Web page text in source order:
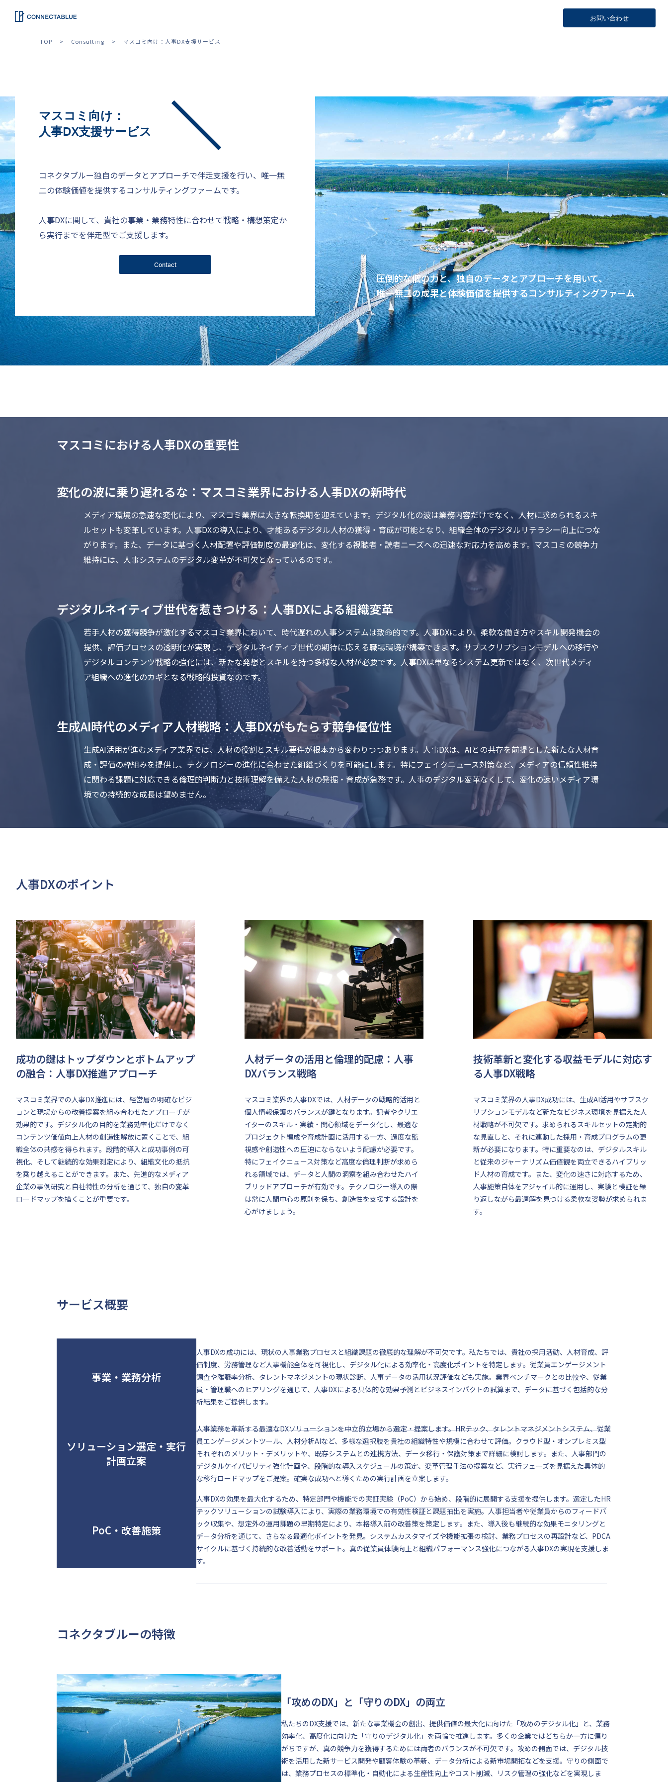
お問い合わせ
TOP Consulting マスコミ向け：人事DX支援サービス
マスコミ向け：
人事DX支援サービス
コネクタブルー独自のデータとアプローチで伴走支援を行い、唯一無
二の体験価値を提供するコンサルティングファームです。
人事DXに関して、貴社の事業・業務特性に合わせて戦略・構想策定か
ら実行までを伴走型でご支援します。
Contact
圧倒的な個の力と、独自のデータとアプローチを用いて、
唯一無二の成果と体験価値を提供するコンサルティングファーム
マスコミにおける人事DXの重要性
変化の波に乗り遅れるな：マスコミ業界における人事DXの新時代
メディア環境の急速な変化により、マスコミ業界は大きな転換期を迎えています。デジタル化の波は業務内容だけでなく、人材に求められるスキ
ルセットも変革しています。人事DXの導入により、才能あるデジタル人材の獲得・育成が可能となり、組織全体のデジタルリテラシー向上につな
がります。また、データに基づく人材配置や評価制度の最適化は、変化する視聴者・読者ニーズへの迅速な対応力を高めます。マスコミの競争力
維持には、人事システムのデジタル変革が不可欠となっているのです。
デジタルネイティブ世代を惹きつける：人事DXによる組織変革
若手人材の獲得競争が激化するマスコミ業界において、時代遅れの人事システムは致命的です。人事DXにより、柔軟な働き方やスキル開発機会の
提供、評価プロセスの透明化が実現し、デジタルネイティブ世代の期待に応える職場環境が構築できます。サブスクリプションモデルへの移行や
デジタルコンテンツ戦略の強化には、新たな発想とスキルを持つ多様な人材が必要です。人事DXは単なるシステム更新ではなく、次世代メディ
ア組織への進化のカギとなる戦略的投資なのです。
生成AI時代のメディア人材戦略：人事DXがもたらす競争優位性
生成AI活用が進むメディア業界では、人材の役割とスキル要件が根本から変わりつつあります。人事DXは、AIとの共存を前提とした新たな人材育
成・評価の枠組みを提供し、テクノロジーの進化に合わせた組織づくりを可能にします。特にフェイクニュース対策など、メディアの信頼性維持
に関わる課題に対応できる倫理的判断力と技術理解を備えた人材の発掘・育成が急務です。人事のデジタル変革なくして、変化の速いメディア環
境での持続的な成長は望めません。
人事DXのポイント
成功の鍵はトップダウンとボトムアップ
の融合：人事DX推進アプローチ
マスコミ業界での人事DX推進には、経営層の明確なビジ
ョンと現場からの改善提案を組み合わせたアプローチが
効果的です。デジタル化の目的を業務効率化だけでなく
コンテンツ価値向上人材の創造性解放に置くことで、組
織全体の共感を得られます。段階的導入と成功事例の可
視化、そして継続的な効果測定により、組織文化の抵抗
を乗り越えることができます。また、先進的なメディア
企業の事例研究と自社特性の分析を通じて、独自の変革
ロードマップを描くことが重要です。
人材データの活用と倫理的配慮：人事
DXバランス戦略
マスコミ業界の人事DXでは、人材データの戦略的活用と
個人情報保護のバランスが鍵となります。記者やクリエ
イターのスキル・実績・関心領域をデータ化し、最適な
プロジェクト編成や育成計画に活用する一方、過度な監
視感や創造性への圧迫にならないよう配慮が必要です。
特にフェイクニュース対策など高度な倫理判断が求めら
れる領域では、データと人間の洞察を組み合わせたハイ
ブリッドアプローチが有効です。テクノロジー導入の際
は常に人間中心の原則を保ち、創造性を支援する設計を
心がけましょう。
技術革新と変化する収益モデルに対応す
る人事DX戦略
マスコミ業界の人事DX成功には、生成AI活用やサブスク
リプションモデルなど新たなビジネス環境を見据えた人
材戦略が不可欠です。求められるスキルセットの定期的
な見直しと、それに連動した採用・育成プログラムの更
新が必要になります。特に重要なのは、デジタルスキル
と従来のジャーナリズム価値観を両立できるハイブリッ
ド人材の育成です。また、変化の速さに対応するため、
人事施策自体をアジャイル的に運用し、実験と検証を繰
り返しながら最適解を見つける柔軟な姿勢が求められま
す。
サービス概要
事業・業務分析
人事DXの成功には、現状の人事業務プロセスと組織課題の徹底的な理解が不可欠です。私たちでは、貴社の採用活動、人材育成、評
価制度、労務管理など人事機能全体を可視化し、デジタル化による効率化・高度化ポイントを特定します。従業員エンゲージメント
調査や離職率分析、タレントマネジメントの現状診断、人事データの活用状況評価なども実施。業界ベンチマークとの比較や、従業
員・管理職へのヒアリングを通じて、人事DXによる具体的な効果予測とビジネスインパクトの試算まで、データに基づく包括的な分
析結果をご提供します。
ソリューション選定・実行
計画立案
人事業務を革新する最適なDXソリューションを中立的立場から選定・提案します。HRテック、タレントマネジメントシステム、従業
員エンゲージメントツール、人材分析AIなど、多様な選択肢を貴社の組織特性や規模に合わせて評価。クラウド型・オンプレミス型
それぞれのメリット・デメリットや、既存システムとの連携方法、データ移行・保護対策まで詳細に検討します。また、人事部門の
デジタルケイパビリティ強化計画や、段階的な導入スケジュールの策定、変革管理手法の提案など、実行フェーズを見据えた具体的
な移行ロードマップをご提案。確実な成功へと導くための実行計画を立案します。
PoC・改善施策
人事DXの効果を最大化するため、特定部門や機能での実証実験（PoC）から始め、段階的に展開する支援を提供します。選定したHR
テックソリューションの試験導入により、実際の業務環境での有効性検証と課題抽出を実施。人事担当者や従業員からのフィードバ
ック収集や、想定外の運用課題の早期特定により、本格導入前の改善策を策定します。また、導入後も継続的な効果モニタリングと
データ分析を通じて、さらなる最適化ポイントを発見。システムカスタマイズや機能拡張の検討、業務プロセスの再設計など、PDCA
サイクルに基づく持続的な改善活動をサポート。真の従業員体験向上と組織パフォーマンス強化につながる人事DXの実現を支援しま
す。
コネクタブルーの特徴
「攻めのDX」と「守りのDX」の両立
私たちのDX支援では、新たな事業機会の創出、提供価値の最大化に向けた「攻めのデジタル化」と、業務
効率化、高度化に向けた「守りのデジタル化」を両輪で推進します。多くの企業ではどちらか一方に偏り
がちですが、真の競争力を獲得するためには両者のバランスが不可欠です。攻めの側面では、デジタル技
術を活用した新サービス開発や顧客体験の革新、データ分析による新市場開拓などを支援。守りの側面で
は、業務プロセスの標準化・自動化による生産性向上やコスト削減、リスク管理の強化などを実現しま